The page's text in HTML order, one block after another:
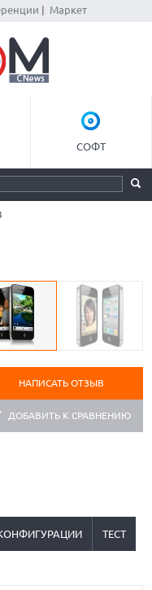
Маркет
СОФТ
НАПИСАТЬ ОТЗЫВ
ДОБАВИТЬ К СРАВНЕНИЮ
ТЕСТ